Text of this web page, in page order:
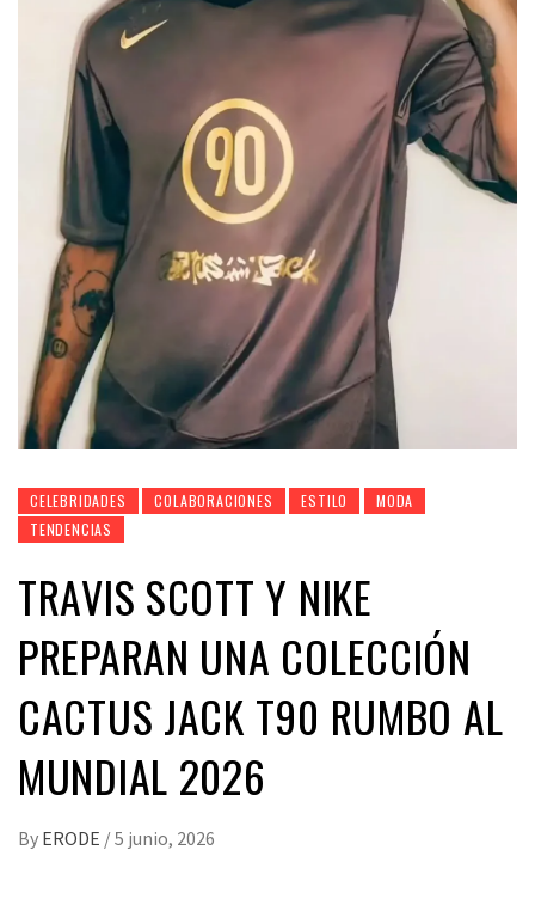
CELEBRIDADES COLABORACIONES ESTILO
MODA
TENDENCIAS
TRAVIS SCOTT Y NIKE
PREPARAN UNA COLECCIÓN
CACTUS JACK T90 RUMBO AL
MUNDIAL 2026
By ERODE /5 junio, 2026